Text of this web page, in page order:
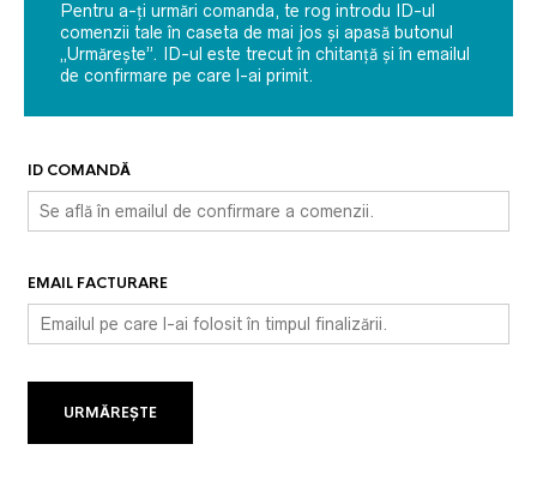
Pentru a-ți urmări comanda, te rog introdu ID-ul
comenzii tale în caseta de mai jos și apasă butonul
„Urmărește”. ID-ul este trecut în chitanță și în emailul
de confirmare pe care l-ai primit.
ID COMANDĂ
EMAIL FACTURARE
URMĂREȘTE